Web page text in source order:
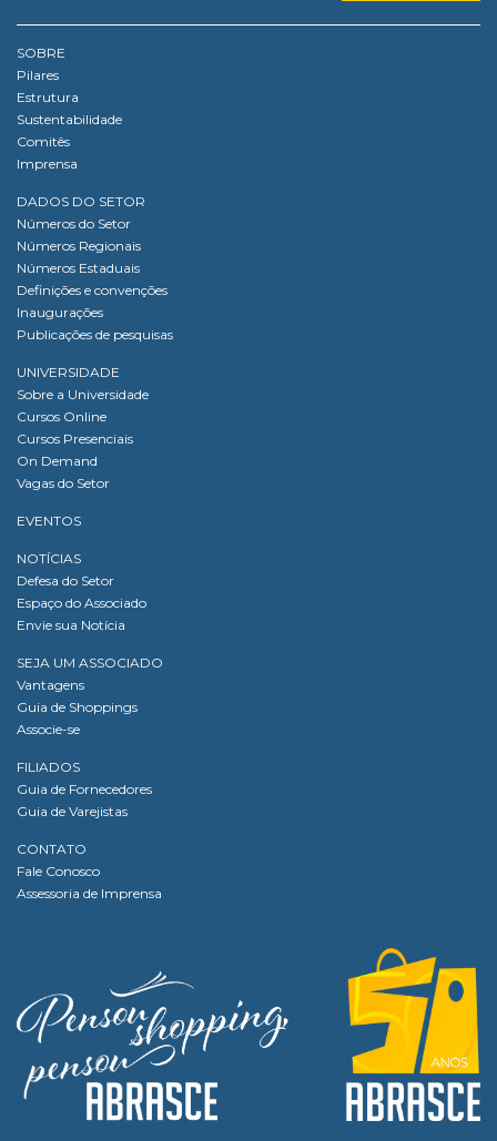
SOBRE
Pilares
Estrutura
Sustentabilidade
Comitês
Imprensa
DADOS DO SETOR
Números do Setor
Números Regionais
Números Estaduais
Definições e convenções
Inaugurações
Publicações de pesquisas
UNIVERSIDADE
Sobre a Universidade
Cursos Online
Cursos Presenciais
On Demand
Vagas do Setor
EVENTOS
NOTÍCIAS
Defesa do Setor
Espaço do Associado
Envie sua Notícia
SEJA UM ASSOCIADO
Vantagens
Guia de Shoppings
Associe-se
FILIADOS
Guia de Fornecedores
Guia de Varejistas
CONTATO
Fale Conosco
Assessoria de Imprensa